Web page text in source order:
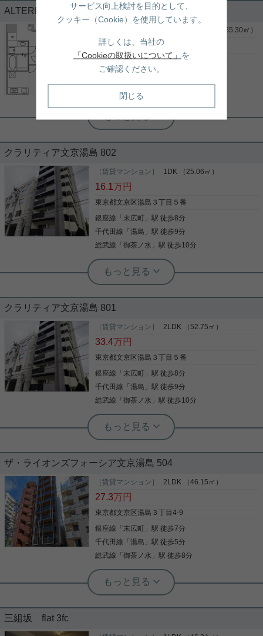
ペット相談☆お子様可☆3路線利用可能
☆
2022年築の新しめのマンションです 湯島天神や神
田明神が近くにあります ペット相談可能 お子様のご
入居可能 いろいろな家族の形に対応可能なお部屋で
だらどんな暮らしになるのか、想像してみてくださ
い 是非一度、ご覧になってください ご興味のある方
はお気軽にお問い合わせください ご連絡お待ちして
詳細を見る
2010年8月築、鉄筋コンクリート（RC）造地上9階
駅より徒歩3分です。 さらに東京メトロ銀座線・末
広町駅や、東京メトロ丸ノ内線・本郷三丁目駅な
ど、複数路線ご利用可能で交通の便が良好です。 オ
ートロック、防犯カメラ、宅配ボックスなど、セキ
せください！
ALTERNA文京湯島 101
1LDK＋1S(納戸) （55.30㎡）
29.5万円
東京都文京区湯島３丁目11-1
実用春日ホーム 富坂サテライト デヘスースパトリシオ恒樹
☆都心へのアクセス良好！千代田線と
ックストア 神田妻恋坂店まで219mです。不在時で
も安心の、宅配ボックス付き物件です。セキュリテ
ィ面は、TVインターホン・オートロックなど充実し
ているので、防犯対策もばっちりです。収納はクロ
履き物の整理がしやすく便利です。イチオシの専有
面積55.3平米のお部屋。文京区での住まい探しを当
社スタッフがサポート致します。まずはご希望条件
などをお申しつけください。それを元にお客様に合
ったお住まいをご紹介いたします。
写真(9)
クラリティア文京湯島 802
［賃貸マンション］ 1DK （25.06㎡）
16.1万円
東京都文京区湯島３丁目５番
銀座線 「 末広町 」駅 徒歩8分
千代田線 「湯島 」駅 徒歩9分
総武線 「御茶ノ水 」駅 徒歩10分
実用春日ホーム 富坂サテライト 板東翔
上野・御徒町の歓楽街もすぐそこ！
タイパ抜群の築浅都心ライフ。
シの「クラリティア文京湯島」。 上野・御徒町エリ
アの活気あふれる歓楽街・飲食店街が日常の生活圏
になる、利便性抜群の立地です。遅い時間の帰宅や
外食にも困りません。 住戸内は築2年未満ならでは
が勢揃い。忙しい毎日をサポートする機能的な仕様
で、スマートな都市生活を叶えます。高いセキュリ
ティ性も備えているため、繁華街近くでありながら
安心・快適にお過ごしいただけます。 気になった方
はお気軽にお問い合わせください。 ご連絡お待ちし
ております♪
写真(9)
クラリティア文京湯島 801
［賃貸マンション］ 2LDK （52.75㎡）
33.4万円
東京都文京区湯島３丁目５番
銀座線 「 末広町 」駅 徒歩8分
千代田線 「湯島 」駅 徒歩9分
総武線 「御茶ノ水 」駅 徒歩10分
実用春日ホーム 富坂サテライト 板東翔
【築2年未満×充実設備】「クラリティ
る、洗練の築浅レジデンス。
ンション「クラリティア文京湯島」。 人気の「上
野」駅・「御徒町」駅をはじめ、複数駅・複数路線
が徒歩圏内という圧倒的なアクセスの良さが魅力で
す。周辺には都内屈指の賑わいを見せる歓楽街やグ
のひとときを身軽に楽しめる贅沢なロケーションで
す。 建物には、日々の暮らしの質を高める充実の最
新設備（※オートロック、宅配ボックス、システム
キッチン、独立洗面台など）を完備。 一歩お部屋に
入れば、外の喧騒を感じさせないプライベートで上
質な空間が広がります。利便性も、住み心地も、ス
テータスも妥協したくない方におすすめの洗練され
写真(9)
ザ・ライオンズフォーシア文京湯島 504
［賃貸マンション］ 2LDK （46.15㎡）
27.3万円
東京都文京区湯島３丁目4-9
銀座線 「 末広町 」駅 徒歩7分
千代田線 「湯島 」駅 徒歩5分
総武線 「御茶ノ水 」駅 徒歩8分
実用春日ホーム 富坂サテライト 金子瑠茄
フリーレント付きの築浅物件☆
三組坂 flat 3fc
サービス向上検討を目的として、
クッキー（Cookie）を使用しています。
詳しくは、当社の
「Cookieの取扱いについて」 を
ご確認ください。
閉じる